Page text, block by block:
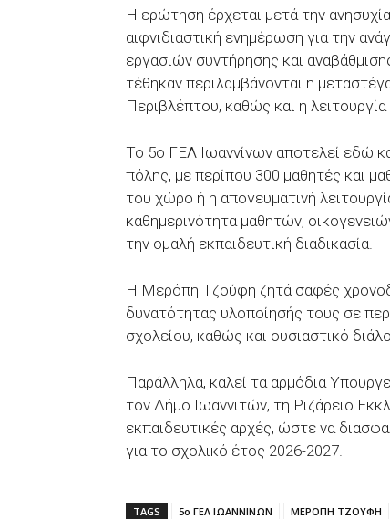
Η ερώτηση έρχεται μετά την
αιφνιδιαστική ενημέρωση για την
εργασιών συντήρησης και
τέθηκαν περιλαμβάνονται η
Περιβλέπτου, καθώς και η
Το 5ο ΓΕΛ Ιωαννίνων αποτελεί εδώ
πόλης, με περίπου 300 μαθητές και
του χώρο ή η απογευματινή
καθημερινότητα μαθητών,
την ομαλή εκπαιδευτική διαδικασία.
Η Μερόπη Τζούφη ζητά σαφές
δυνατότητας υλοποίησής τους σε
σχολείου, καθώς και ουσιαστικό
Παράλληλα, καλεί τα αρμόδια
τον Δήμο Ιωαννιτών, τη Ριζάρειο
εκπαιδευτικές αρχές, ώστε να
για το σχολικό έτος 2026-2027.
TAGS 5ο ΓΕΛ ΙΩΑΝΝΙΝΩΝ ΜΕΡΟΠΗ ΤΖΟΥΦΗ